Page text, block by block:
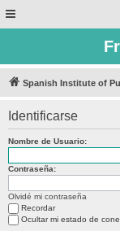
Spanish Institute of
Identificarse
Nombre de Usuario:
Contraseña:
Olvidé mi contraseña
Recordar
Ocultar mi estado de